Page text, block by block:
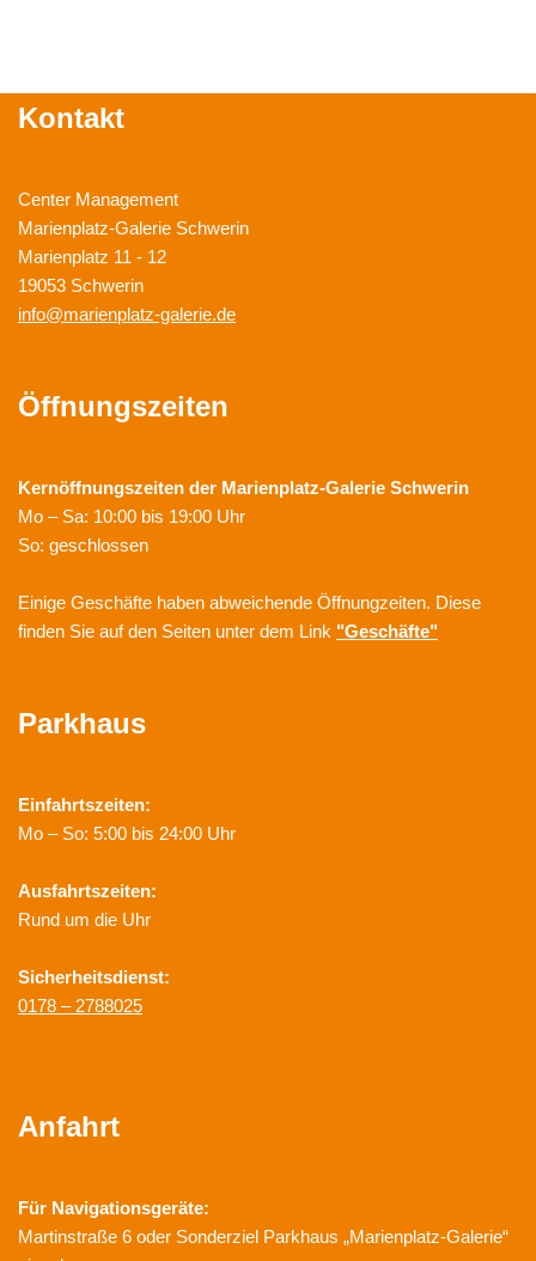
Kontakt
Center Management
Marienplatz-Galerie Schwerin
Marienplatz 11 - 12
19053 Schwerin
info@marienplatz-galerie.de
Öffnungszeiten
Kernöffnungszeiten der Marienplatz-Galerie Schwerin
Mo – Sa: 10:00 bis 19:00 Uhr
So: geschlossen
Einige Geschäfte haben abweichende Öffnungzeiten. Diese
finden Sie auf den Seiten unter dem Link "Geschäfte"
Parkhaus
Einfahrtszeiten:
Mo – So: 5:00 bis 24:00 Uhr
Ausfahrtszeiten:
Rund um die Uhr
Sicherheitsdienst:
0178 – 2788025
Anfahrt
Für Navigationsgeräte:
Martinstraße 6 oder Sonderziel Parkhaus „Marienplatz-Galerie“